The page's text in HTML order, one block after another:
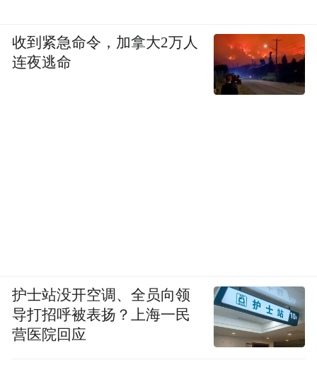
收到紧急命令，加拿大2万人
连夜逃命
护士站没开空调、全员向领
导打招呼被表扬？上海一民
营医院回应